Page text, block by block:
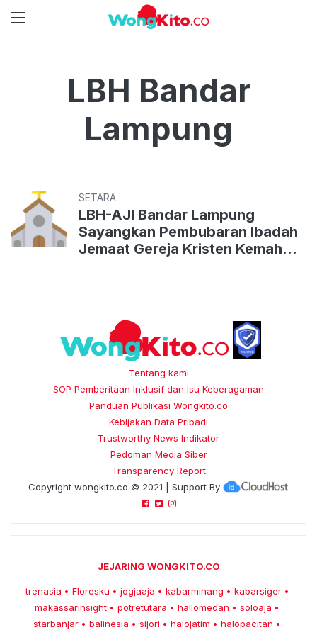
LBH Bandar
Lampung
SETARA
LBH-AJI Bandar Lampung
Sayangkan Pembubaran Ibadah
Jemaat Gereja Kristen Kemah
Tentang kami
SOP Pemberitaan Inklusif dan Isu Keberagaman
Panduan Publikasi Wongkito.co
Kebijakan Data Pribadi
Trustworthy News Indikator
Pedoman Media Siber
Transparency Report
Copyright wongkito.co © 2021 | Support By
JEJARING WONGKITO.CO
trenasia • Floresku • jogjaaja • kabarminang • kabarsiger •
makassarinsight • potretutara • hallomedan • soloaja •
starbanjar • balinesia • sijori • halojatim • halopacitan •